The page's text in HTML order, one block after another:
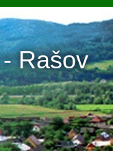
Rašov